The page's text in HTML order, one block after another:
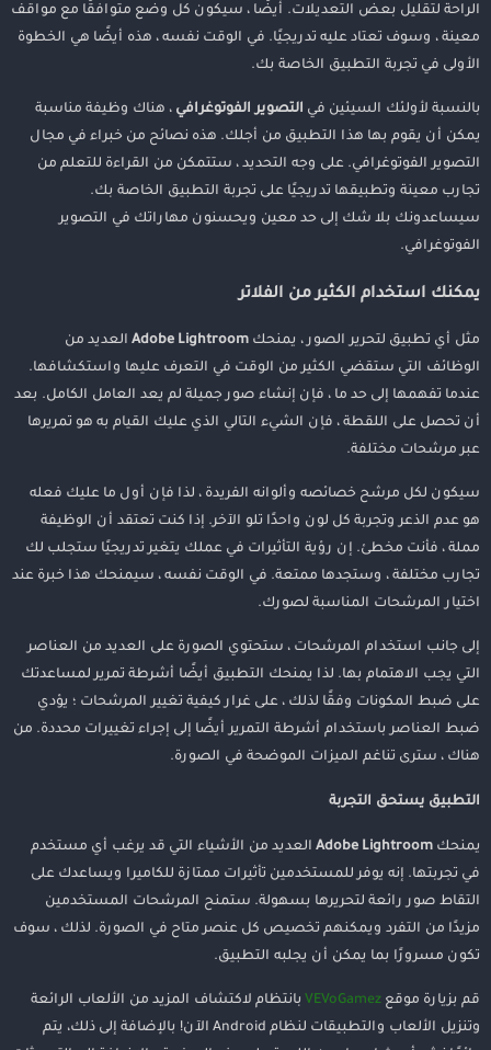
الراحة لتقليل بعض التعديلات. أيضًا ، سيكون كل وضع متوافقًا مع مواقف
معينة ، وسوف تعتاد عليه تدريجيًا. في الوقت نفسه ، هذه أيضًا هي الخطوة
الأولى في تجربة التطبيق الخاصة بك.
بالنسبة لأولئك السيئين في التصوير الفوتوغرافي ، هناك وظيفة مناسبة
يمكن أن يقوم بها هذا التطبيق من أجلك. هذه نصائح من خبراء في مجال
التصوير الفوتوغرافي. على وجه التحديد ، ستتمكن من القراءة للتعلم من
تجارب معينة وتطبيقها تدريجيًا على تجربة التطبيق الخاصة بك.
سيساعدونك بلا شك إلى حد معين ويحسنون مهاراتك في التصوير
الفوتوغرافي.
يمكنك استخدام الكثير من الفلاتر
مثل أي تطبيق لتحرير الصور ، يمنحك Adobe Lightroom العديد من
الوظائف التي ستقضي الكثير من الوقت في التعرف عليها واستكشافها.
عندما تفهمها إلى حد ما ، فإن إنشاء صور جميلة لم يعد العامل الكامل. بعد
أن تحصل على اللقطة ، فإن الشيء التالي الذي عليك القيام به هو تمريرها
عبر مرشحات مختلفة.
سيكون لكل مرشح خصائصه وألوانه الفريدة ، لذا فإن أول ما عليك فعله
هو عدم الذعر وتجربة كل لون واحدًا تلو الآخر. إذا كنت تعتقد أن الوظيفة
مملة ، فأنت مخطئ. إن رؤية التأثيرات في عملك يتغير تدريجيًا ستجلب لك
تجارب مختلفة ، وستجدها ممتعة. في الوقت نفسه ، سيمنحك هذا خبرة عند
اختيار المرشحات المناسبة لصورك.
إلى جانب استخدام المرشحات ، ستحتوي الصورة على العديد من العناصر
التي يجب الاهتمام بها. لذا يمنحك التطبيق أيضًا أشرطة تمرير لمساعدتك
على ضبط المكونات وفقًا لذلك ، على غرار كيفية تغيير المرشحات ؛ يؤدي
ضبط العناصر باستخدام أشرطة التمرير أيضًا إلى إجراء تغييرات محددة. من
هناك ، سترى تناغم الميزات الموضحة في الصورة.
التطبيق يستحق التجربة
يمنحك Adobe Lightroom العديد من الأشياء التي قد يرغب أي مستخدم
في تجربتها. إنه يوفر للمستخدمين تأثيرات ممتازة للكاميرا ويساعدك على
التقاط صور رائعة لتحريرها بسهولة. ستمنح المرشحات المستخدمين
مزيدًا من التفرد ويمكنهم تخصيص كل عنصر متاح في الصورة. لذلك ، سوف
تكون مسرورًا بما يمكن أن يجلبه التطبيق.
قم بزيارة موقع VEVoGamez بانتظام لاكتشاف المزيد من الألعاب الرائعة
وتنزيل الألعاب والتطبيقات لنظام Android الآن! بالإضافة إلى ذلك، يتم